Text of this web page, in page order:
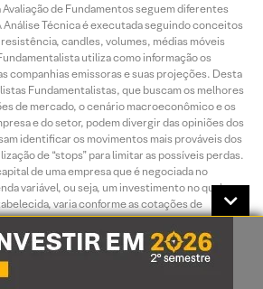
Avaliação de Fundamentos seguem diferentes
Análise Técnica é executada seguindo conceitos
candles, volumes, médias móveis
utiliza como informação os
companhias emissoras e suas projeções. Desta
Fundamentalistas, que buscam os melhores
de mercado, o cenário macroeconômico e os
e do setor, podem divergir das opiniões dos
identificar os movimentos mais prováveis dos
de “stops” para limitar as possíveis perdas.
de uma empresa que é negociada no
variável, ou seja, um investimento no qual a
varia conforme as cotações de
ações é um investimento de alto risco e os
são necessariamente indicativos de resultados
ou garantia, de forma expressa ou implícita, é
a desempenhos. As condições de mercado, o